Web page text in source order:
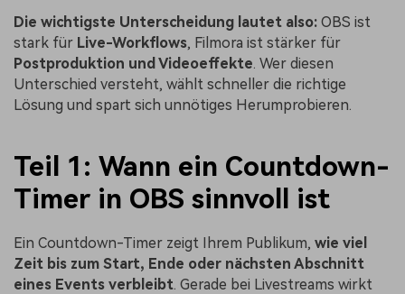
Die wichtigste Unterscheidung lautet also: OBS ist
stark für Live-Workflows, Filmora ist stärker für
Postproduktion und Videoeffekte. Wer diesen
Unterschied versteht, wählt schneller die richtige
Lösung und spart sich unnötiges Herumprobieren.
Teil 1: Wann ein Countdown-
Timer in OBS sinnvoll ist
Ein Countdown-Timer zeigt Ihrem Publikum, wie viel
Zeit bis zum Start, Ende oder nächsten Abschnitt
eines Events verbleibt. Gerade bei Livestreams wirkt